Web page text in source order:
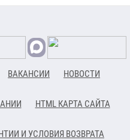
ВАКАНСИИ НОВОСТИ
HTML КАРТА САЙТА
И УСЛОВИЯ ВОЗВРАТА